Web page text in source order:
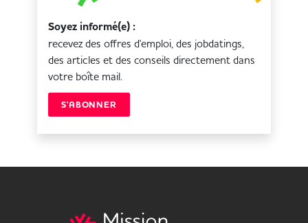
Soyez informé(e) :
recevez des offres d'emploi, des jobdatings,
des articles et des conseils directement dans
votre boîte mail.
S'ABONNER